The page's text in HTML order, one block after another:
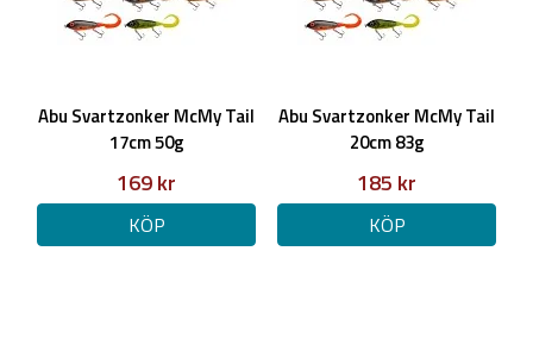
Abu Svartzonker McMy Tail
17cm 50g
169 kr
KÖP
Abu Svartzonker McMy Tail
20cm 83g
185 kr
KÖP